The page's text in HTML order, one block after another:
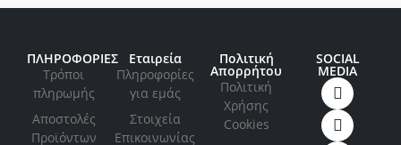
ΠΛΗΡΟΦΟΡΙΕΣ
Τρόποι
πληρωμής
Αποστολές
Προϊόντων
Εταιρεία
Πληροφορίες
για εμάς
Στοιχεία
Επικοινωνίας
Πολιτική
Απορρήτου
Πολιτική
Xρήσης
Cookies
SOCIAL
MEDIA